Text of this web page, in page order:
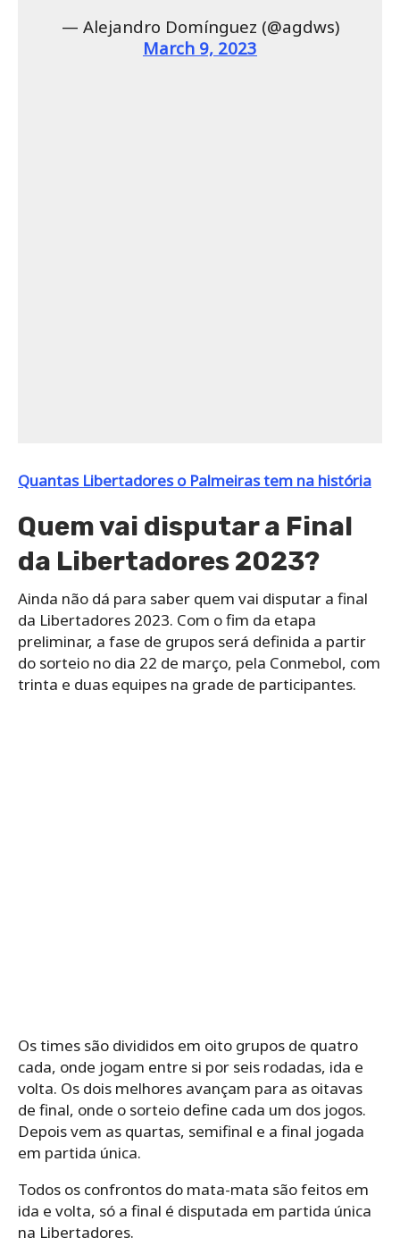
March 9, 2023
Quem vai disputar a Final
da Libertadores 2023?
Ainda não dá para saber quem vai disputar a final
da Libertadores 2023. Com o fim da etapa
preliminar, a fase de grupos será definida a partir
do sorteio no dia 22 de março, pela Conmebol, com
trinta e duas equipes na grade de participantes.
cada, onde jogam entre si por seis rodadas, ida e
volta. Os dois melhores avançam para as oitavas
de final, onde o sorteio define cada um dos jogos.
Depois vem as quartas, semifinal e a final jogada
em partida única.
Todos os confrontos do mata-mata são feitos em
ida e volta, só a final é disputada em partida única
na Libertadores.